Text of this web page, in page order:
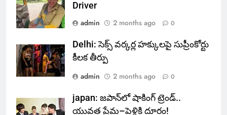
Driver
admin
2 months ago 0
Delhi: సెక్స్ వర్కర్ల హక్కులపై సుప్రీంకోర్టు
కీలక తీర్పు
admin
2 months ago 0
japan: జపాన్‌లో షాకింగ్ ట్రెండ్..
యువత ప్రేమ–పెళ్లికి దూరం!